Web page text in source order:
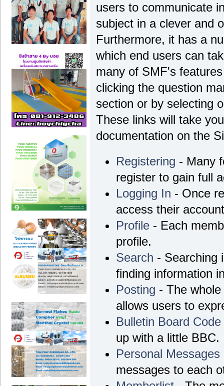
users to communicate
subject in a clever and
Furthermore, it has a
which end users can
many of SMF's
clicking the question
section or by selecting
These links will take
documentation on the
Registering - Many
register to gain full
Logging In - Once
access their
Profile - Each
profile.
Search - Searching
finding information
Posting - The
allows users to
Bulletin Board
up with a little BBC.
Personal Messages
messages to each